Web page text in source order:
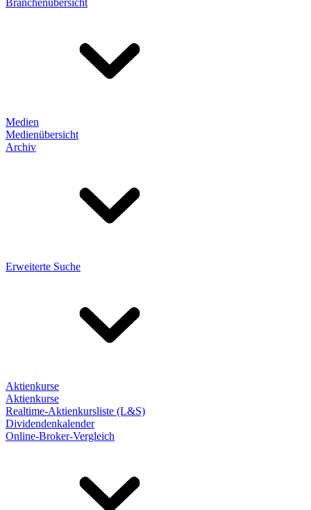
Branchenübersicht
Medien
Medienübersicht
Archiv
Erweiterte Suche
Aktienkurse
Aktienkurse
Realtime-Aktienkursliste (L&S)
Dividendenkalender
Online-Broker-Vergleich